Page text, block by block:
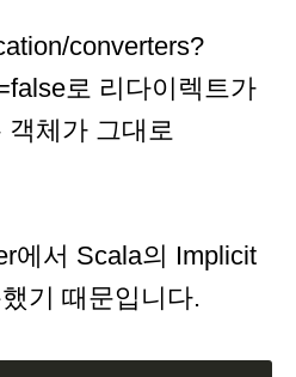
converters?
로 리다이렉트가
체가 그대로
에서 Scala의 Implicit
기 때문입니다.